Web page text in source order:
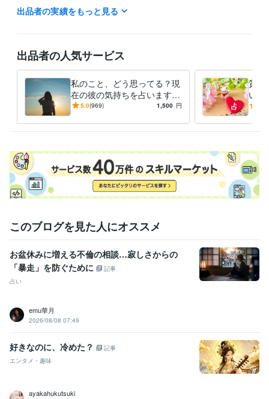
⭐️火曜日/金曜日
✡09時〜15時まで
土曜日
日曜日
祝日
（シングルマザーです(*'ω'*)
土日祝日は息子を優先するため、鑑定結果のお届けまで、お時間かかり
ます。ご了承ください☘️）
経験職種
魔法のiランド【＃この瞬間は私だけのもの　日常部門】
得意分野
占い 質問①つ⭐タロット占い チャット鑑定30分
恋愛 相手の気持ち 片想い 両想い 不倫 タロット 仕事
転職
出品者の実績をもっと見る
出品者の人気サービス
私のこと、どう思ってる？現
在の彼の気持ちを占います
透視タロット♡彼の気持ち♡
り？
5.0(969) 1,500 円
質問
い
な恋
このブログを見た人にオススメ
お盆休みに増える不倫の相談…寂しさからの
「暴走」を防ぐために
記事
占い
emu華月
2026/08/08 07:49
好きなのに、冷めた？
記事
エンタメ・趣味
ayakahukutsuki